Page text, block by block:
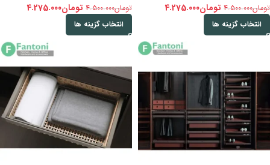
تومان4.500.000 تومان4.275.000
انتخاب گزینه ها
تومان4.500.000 تومان4.275.000
انتخاب گزینه ها